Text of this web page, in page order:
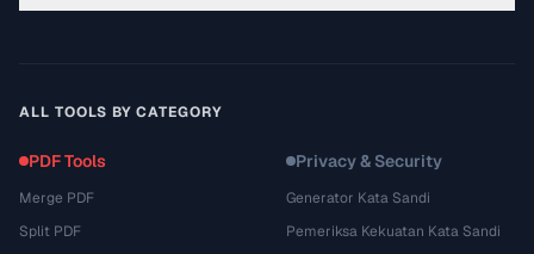
ALL TOOLS BY CATEGORY
PDF Tools
Merge PDF
Split PDF
Privacy & Security
Generator Kata Sandi
Pemeriksa Kekuatan Kata Sandi